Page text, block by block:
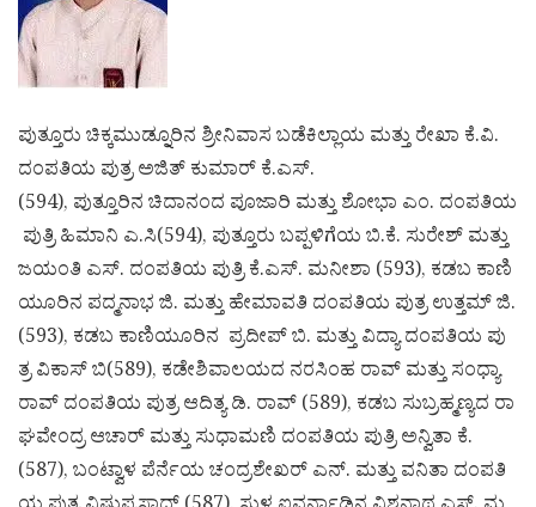
ಪುತ್ತೂರು ಚಿಕ್ಕಮುಡ್ನೂರಿನ ಶ್ರೀನಿವಾಸ ಬಡೆಕಿಲ್ಲಾಯ ಮತ್ತು ರೇಖಾ ಕೆ.ವಿ.
ದಂಪತಿಯ ಪುತ್ರ ಅಜಿತ್ ಕುಮಾರ್ ಕೆ.ಎಸ್.
(594), ಪುತ್ತೂರಿನ ಚಿದಾನಂದ ಪೂಜಾರಿ ಮತ್ತು ಶೋಭಾ ಎಂ. ದಂಪತಿಯ
ಪುತ್ರಿ ಹಿಮಾನಿ ಎ.ಸಿ(594), ಪುತ್ತೂರು ಬಪ್ಪಳಿಗೆಯ ಬಿ.ಕೆ. ಸುರೇಶ್ ಮತ್ತು
ಜಯಂತಿ ಎಸ್. ದಂಪತಿಯ ಪುತ್ರಿ ಕೆ.ಎಸ್. ಮನೀಶಾ (593), ಕಡಬ ಕಾಣಿ
ಯೂರಿನ ಪದ್ಮನಾಭ ಜಿ. ಮತ್ತು ಹೇಮಾವತಿ ದಂಪತಿಯ ಪುತ್ರ ಉತ್ತಮ್ ಜಿ.
(593), ಕಡಬ ಕಾಣಿಯೂರಿನ ಪ್ರದೀಪ್ ಬಿ. ಮತ್ತು ವಿದ್ಯಾ ದಂಪತಿಯ ಪು
ತ್ರ ವಿಕಾಸ್ ಬಿ(589), ಕಡೇಶಿವಾಲಯದ ನರಸಿಂಹ ರಾವ್ ಮತ್ತು ಸಂಧ್ಯಾ
ರಾವ್ ದಂಪತಿಯ ಪುತ್ರ ಆದಿತ್ಯ ಡಿ. ರಾವ್ (589), ಕಡಬ ಸುಬ್ರಹ್ಮಣ್ಯದ ರಾ
ಘವೇಂದ್ರ ಆಚಾರ್ ಮತ್ತು ಸುಧಾಮಣಿ ದಂಪತಿಯ ಪುತ್ರಿ ಅನ್ವಿತಾ ಕೆ.
(587), ಬಂಟ್ವಾಳ ಪೆರ್ನೆಯ ಚಂದ್ರಶೇಖರ್ ಎನ್. ಮತ್ತು ವನಿತಾ ದಂಪತಿ